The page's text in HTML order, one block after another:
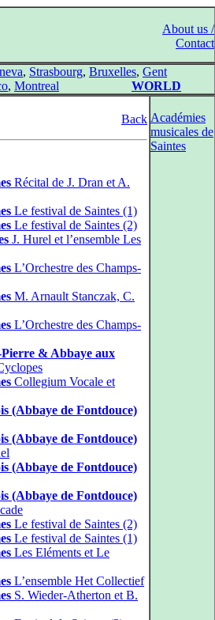
About us /
Contact
, Strasbourg, Bruxelles, Gent
, Montreal WORLD
Back
Récital de J. Dran et A.
Le festival de Saintes (1)
Le festival de Saintes (2)
J. Hurel et l’ensemble Les
L’Orchestre des Champs-
M. Arnault Stanczak, C.
L’Orchestre des Champs-
& Abbaye aux
Collegium Vocale et
(Abbaye de Fontdouce)
(Abbaye de Fontdouce)
(Abbaye de Fontdouce)
(Abbaye de Fontdouce)
Le festival de Saintes (2)
Le festival de Saintes (1)
Les Eléments et Le
L’ensemble Het Collectief
S. Wieder-Atherton et B.
Académies
musicales de
Saintes